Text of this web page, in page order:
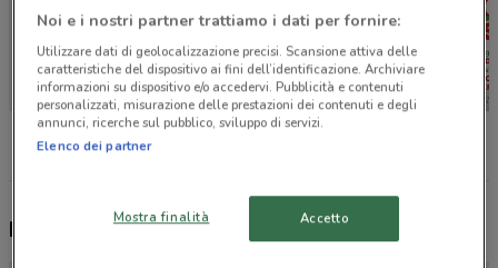
dm Caddy's
Nuovi prodotti da provare
Noi e i nostri partner trattiamo i dati per fornire:
Utilizzare dati di geolocalizzazione precisi. Scansione attiva delle
caratteristiche del dispositivo ai fini dell’identificazione. Archiviare
informazioni su dispositivo e/o accedervi. Pubblicità e contenuti
personalizzati, misurazione delle prestazioni dei contenuti e degli
annunci, ricerche sul pubblico, sviluppo di servizi.
Elenco dei partner
Mostra finalità Accetto